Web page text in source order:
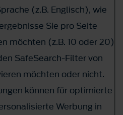
(z.B. Englisch), wie
Sie pro Seite
möchten (z.B. 10 oder 20)
SafeSearch-Filter von
möchten oder nicht.
können für optimierte
Werbung in